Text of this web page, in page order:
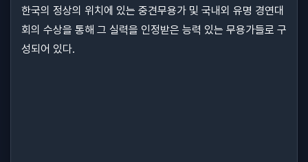
한국의 정상의 위치에 있는 중견무용가 및 국내외 유명 경연대
회의 수상을 통해 그 실력을 인정받은 능력 있는 무용가들로 구
성되어 있다.